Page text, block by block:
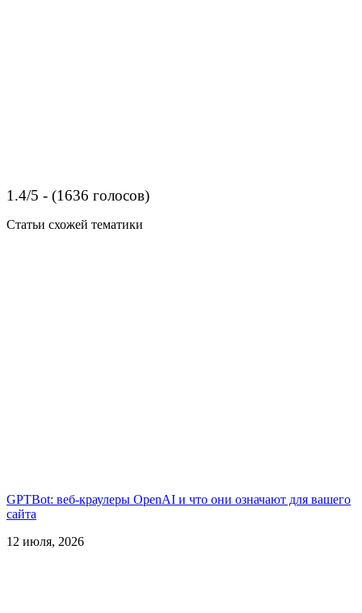
1.4/5 - (1636 голосов)
Статьи схожей тематики
GPTBot: веб-краулеры OpenAI и что они означают для вашего
сайта
12 июля, 2026